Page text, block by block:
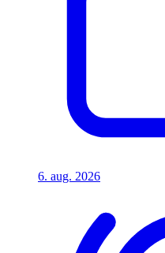
6. aug. 2026